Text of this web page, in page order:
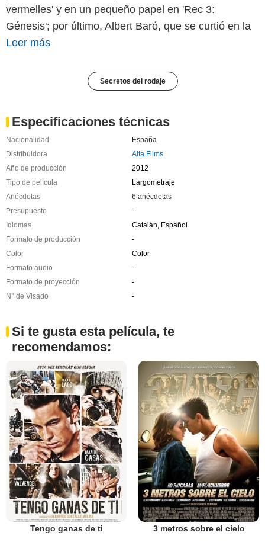
vermelles' y en un pequeño papel en 'Rec 3:
Génesis'; por último, Albert Baró, que se curtió en la
Leer más
Secretos del rodaje
Especificaciones técnicas
Nacionalidad
España
Distribuidora
Alta Films
Año de producción
2012
Tipo de película
Largometraje
Anécdotas
6 anécdotas
Presupuesto
-
Idiomas
Catalán, Español
Formato de producción
-
Color
Color
Formato audio
-
Formato de proyección
-
N° de Visado
-
Si te gusta esta película, te
recomendamos:
Tengo ganas de ti 3 metros sobre el cielo